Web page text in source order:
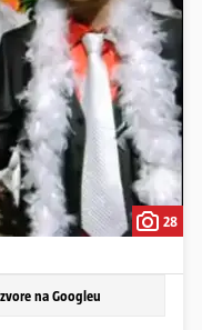
28
na Googleu